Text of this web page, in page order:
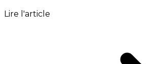
Lire l'article